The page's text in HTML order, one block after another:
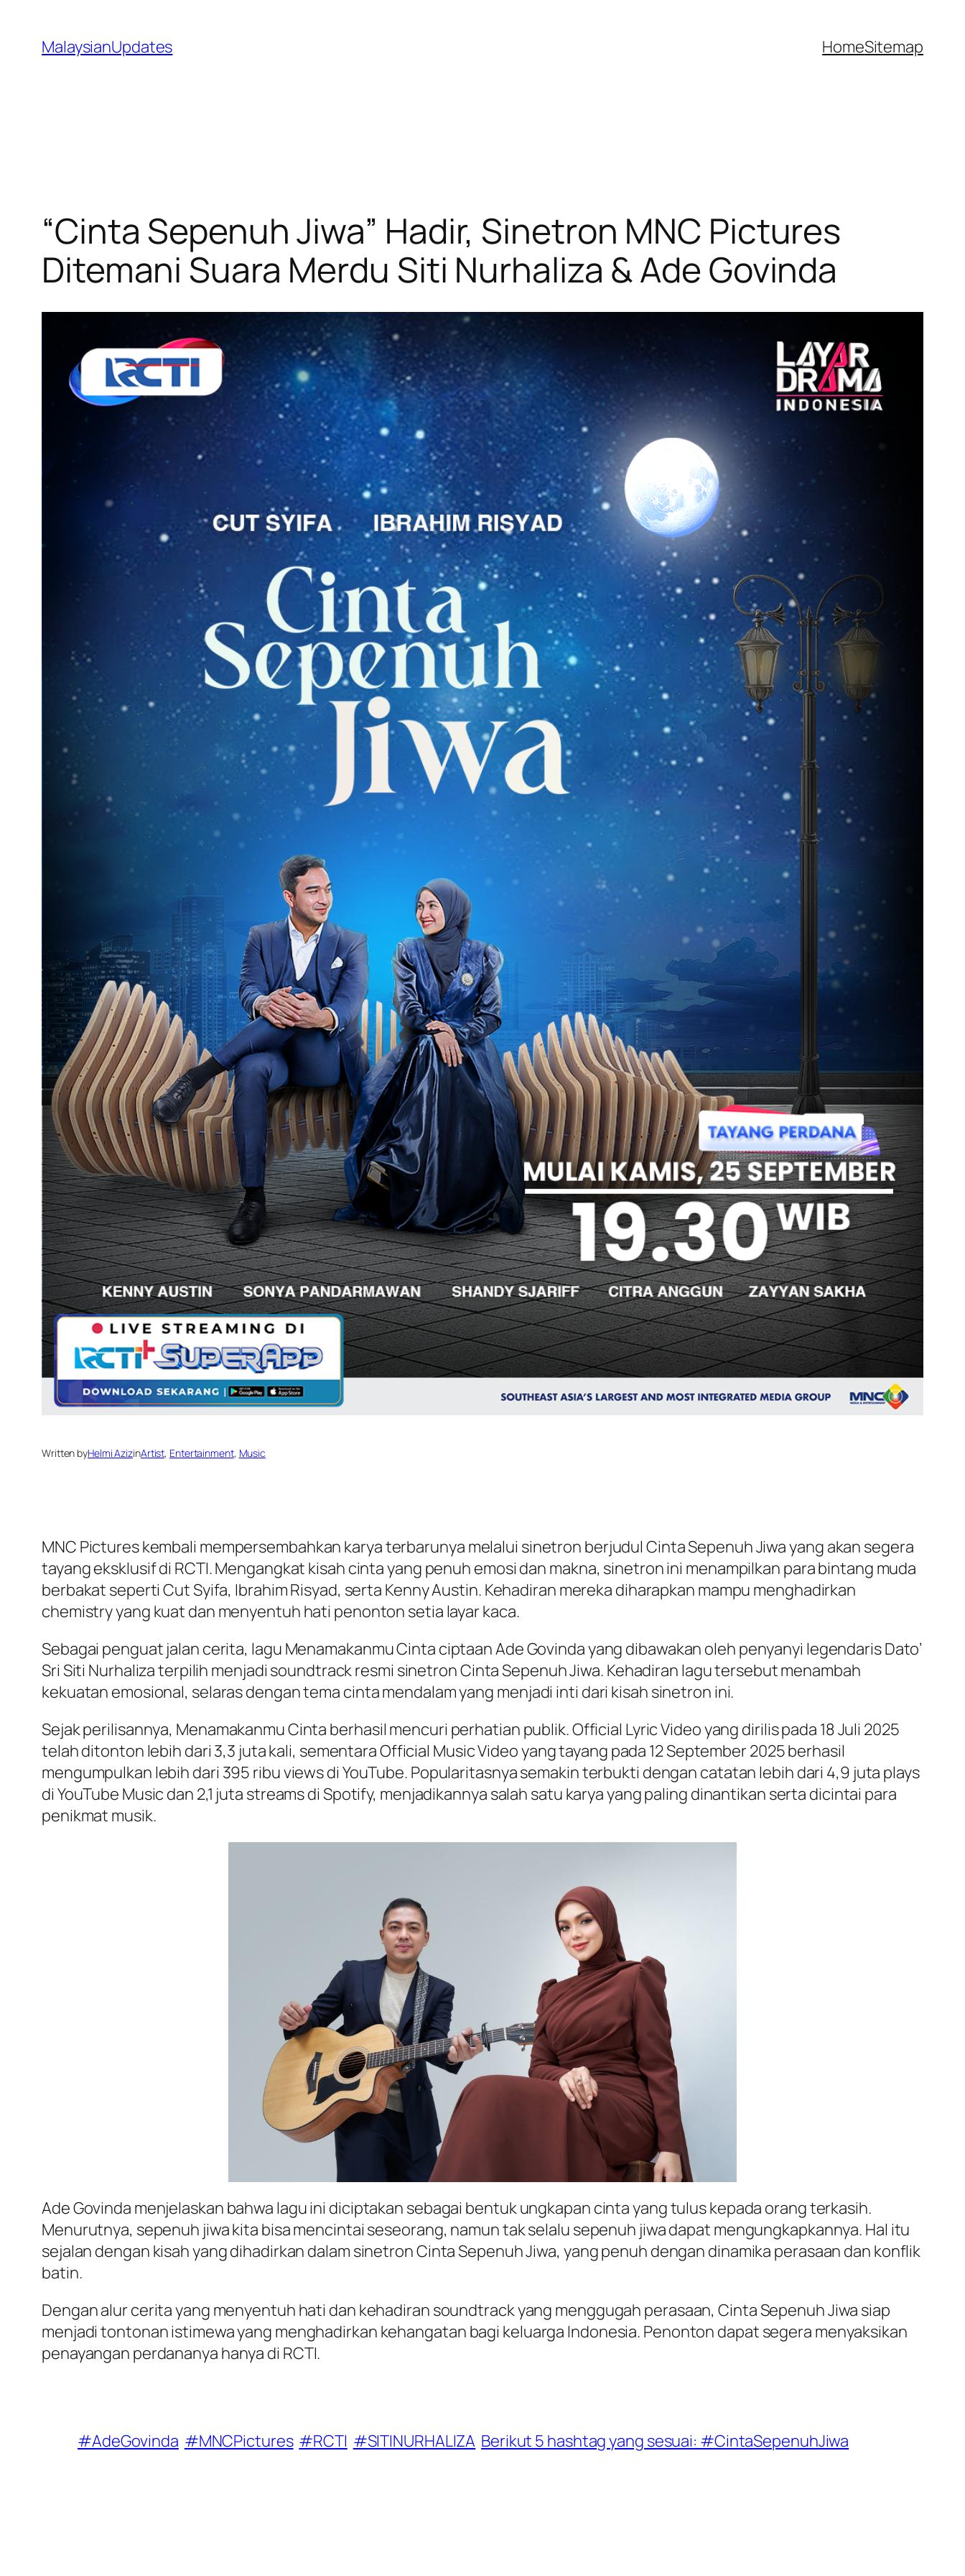
content
MalaysianUpdates HomeSitemap
“Cinta Sepenuh Jiwa” Hadir, Sinetron MNC Pictures
Ditemani Suara Merdu Siti Nurhaliza & Ade Govinda
Written byHelmi AzizinArtist, Entertainment, Music
MNC Pictures kembali mempersembahkan karya terbarunya melalui sinetron berjudul Cinta Sepenuh Jiwayang akan segera
tayang eksklusif di RCTI. Mengangkat kisah cinta yang penuh emosi dan makna, sinetron ini menampilkan para bintang muda
berbakat seperti Cut Syifa, Ibrahim Risyad, serta Kenny Austin. Kehadiran mereka diharapkan mampu menghadirkan
chemistry yang kuat dan menyentuh hati penonton setia layar kaca.
Sebagai penguat jalan cerita, lagu Menamakanmu Cinta ciptaan Ade Govinda yang dibawakan oleh penyanyi legendaris Dato’
Sri Siti Nurhaliza terpilih menjadi soundtrack resmi sinetronCinta Sepenuh Jiwa. Kehadiran lagu tersebut menambah
kekuatan emosional, selaras dengan tema cinta mendalam yang menjadi inti dari kisah sinetron ini.
Sejak perilisannya, Menamakanmu Cinta berhasil mencuri perhatian publik. Official Lyric Video yang dirilis pada 18 Juli 2025
telah ditonton lebih dari 3,3 juta kali, sementara Official Music Video yang tayang pada 12 September 2025 berhasil
mengumpulkan lebih dari 395 ribu views di YouTube. Popularitasnya semakin terbukti dengan catatan lebih dari 4,9 juta plays
di YouTube Music dan 2,1 juta streams di Spotify, menjadikannya salah satu karya yang paling dinantikan serta dicintai para
penikmat musik.
Ade Govinda menjelaskan bahwa lagu ini diciptakan sebagai bentuk ungkapan cinta yang tulus kepada orang terkasih.
Menurutnya, sepenuh jiwa kita bisa mencintai seseorang, namun tak selalu sepenuh jiwa dapat mengungkapkannya. Hal itu
sejalan dengan kisah yang dihadirkan dalam sinetronCinta Sepenuh Jiwa, yang penuh dengan dinamika perasaan dan konflik
batin.
Dengan alur cerita yang menyentuh hati dan kehadiran soundtrack yang menggugah perasaan,Cinta Sepenuh Jiwa siap
menjadi tontonan istimewa yang menghadirkan kehangatan bagi keluarga Indonesia. Penonton dapat segera menyaksikan
penayangan perdananya hanya di RCTI.
#AdeGovinda #MNCPictures #RCTI #SITINURHALIZA Berikut 5 hashtag yang sesuai: #CintaSepenuhJiwa